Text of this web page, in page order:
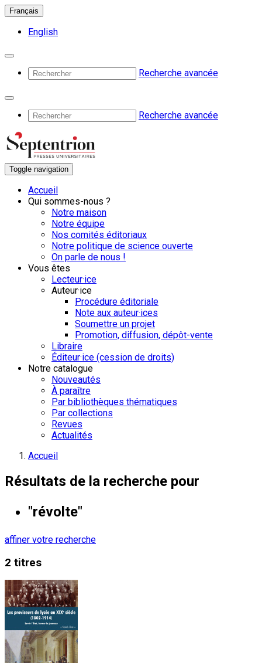
Français
English
Recherche avancée
Recherche avancée
Toggle navigation
Accueil
Qui sommes-nous ?
Notre maison
Notre équipe
Nos comités éditoriaux
Notre politique de science ouverte
On parle de nous !
Vous êtes
Lecteur·ice
Auteur·ice
Procédure éditoriale
Note aux auteur·ices
Soumettre un projet
Promotion, diffusion, dépôt-vente
Libraire
Éditeur·ice (cession de droits)
Notre catalogue
Nouveautés
À paraître
Par bibliothèques thématiques
Par collections
Revues
Actualités
Accueil
Résultats de la recherche pour
"révolte"
affiner votre recherche
2 titres